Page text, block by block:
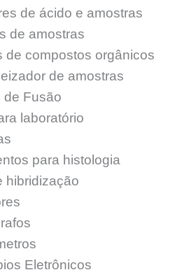
de ácido e amostras
de amostras
de compostos orgânicos
de amostras
de Fusão
laboratório
para histologia
hibridização
Eletrônicos